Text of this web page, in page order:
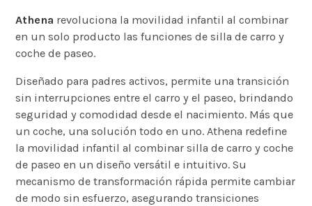
Athena revoluciona la movilidad infantil al combinar
en un solo producto las funciones de silla de carro y
coche de paseo.
Diseñado para padres activos, permite una transición
sin interrupciones entre el carro y el paseo, brindando
seguridad y comodidad desde el nacimiento. Más que
un coche, una solución todo en uno. Athena redefine
la movilidad infantil al combinar silla de carro y coche
de paseo en un diseño versátil e intuitivo. Su
mecanismo de transformación rápida permite cambiar
de modo sin esfuerzo, asegurando transiciones